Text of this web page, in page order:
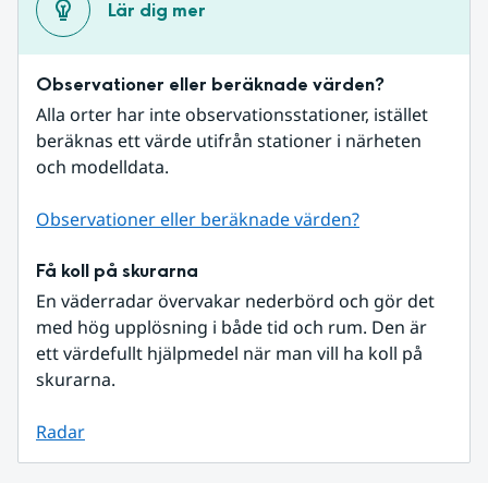
Lär dig mer
Observationer eller beräknade värden?
Alla orter har inte observationsstationer, istället
beräknas ett värde utifrån stationer i närheten
och modelldata.
Observationer eller beräknade värden?
Få koll på skurarna
En väderradar övervakar nederbörd och gör det
med hög upplösning i både tid och rum. Den är
ett värdefullt hjälpmedel när man vill ha koll på
skurarna.
Radar